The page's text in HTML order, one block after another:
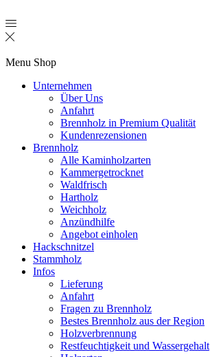
Menu Shop
Unternehmen
Über Uns
Anfahrt
Brennholz in Premium Qualität
Kundenrezensionen
Brennholz
Alle Kaminholzarten
Kammergetrocknet
Waldfrisch
Hartholz
Weichholz
Anzündhilfe
Angebot einholen
Hackschnitzel
Stammholz
Infos
Lieferung
Anfahrt
Fragen zu Brennholz
Bestes Brennholz aus der Region
Holzverbrennung
Restfeuchtigkeit und Wassergehalt